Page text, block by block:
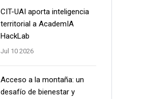
CIT-UAI aporta inteligencia
territorial a AcademIA
HackLab
Jul 10 2026
Acceso a la montaña: un
desafío de bienestar y